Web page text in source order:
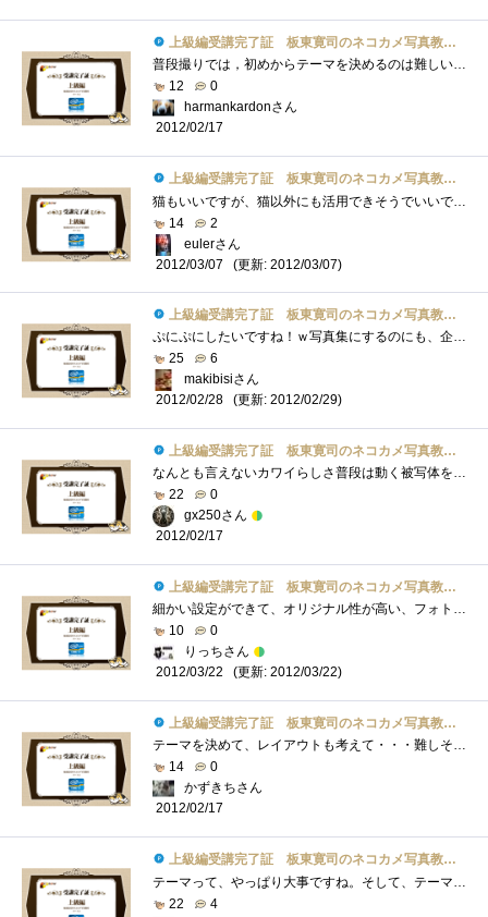
上級編受講完了証 板東寛司のネコカメ写真教室パート2
普段撮りでは，初めからテーマを決めるのは難しいです．でも，そうしないといいフォトブックは作れないということがわかりました．
12
0
harmankardonさん
2012/02/17
上級編受講完了証 板東寛司のネコカメ写真教室パート2
猫もいいですが、猫以外にも活用できそうでいいですね。というか所々に出てくる肉球が・・・あれだけ立体にしてほしい・・・ぷにぷにしたい�...
14
2
eulerさん
2012/03/07
(更新: 2012/03/07)
上級編受講完了証 板東寛司のネコカメ写真教室パート2
ぷにぷにしたいですね！ｗ写真集にするのにも、企画書を書いたりするのですね。いつか、子供の写真を使って写真集を作ってみたいですね。＾＾
25
6
makibisiさん
2012/02/28
(更新: 2012/02/29)
上級編受講完了証 板東寛司のネコカメ写真教室パート2
なんとも言えないカワイらしさ普段は動く被写体を撮らないため、動きのある動物写真は楽しそうだな～～！
22
0
gx250さん
2012/02/17
上級編受講完了証 板東寛司のネコカメ写真教室パート2
細かい設定ができて、オリジナル性が高い、フォトブックが作れそうです！！旅行の思い出作りとかよさそー
10
0
りっちさん
2012/03/22
(更新: 2012/03/22)
上級編受講完了証 板東寛司のネコカメ写真教室パート2
テーマを決めて、レイアウトも考えて・・・難しそうですが、うまくできた時の達成感は大きいと思いますね。
14
0
かずきちさん
2012/02/17
上級編受講完了証 板東寛司のネコカメ写真教室パート2
テーマって、やっぱり大事ですね。そして、テーマを決めたら、そのテーマから外れないように気を付けないとね・・・それに、ラフレイアウト�...
22
4